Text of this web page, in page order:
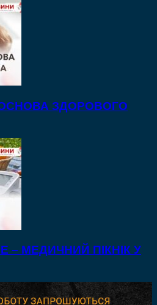
ЗДОРОВОГО
– МЕДИЧНИЙ ПІКНІК У